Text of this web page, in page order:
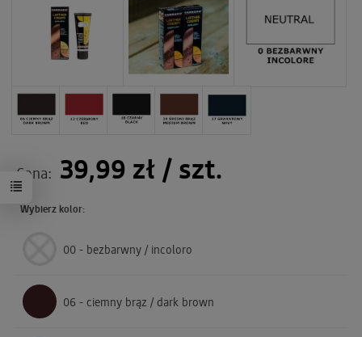
Cena: 39,99 zł / szt.
Wybierz kolor:
00 - bezbarwny / incoloro
06 - ciemny brąz / dark brown